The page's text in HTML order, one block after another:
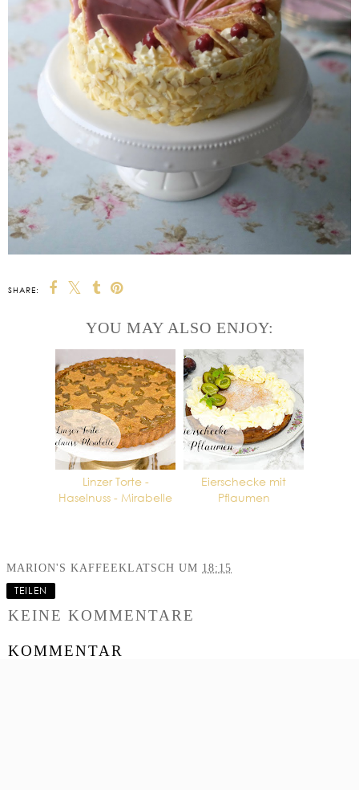
SHARE:
YOU MAY ALSO ENJOY:
Linzer Torte -
Haselnuss - Mirabelle
Eierschecke mit
Pflaumen
MARION'S KAFFEEKLATSCH UM 18:15
TEILEN
KEINE KOMMENTARE
KOMMENTAR